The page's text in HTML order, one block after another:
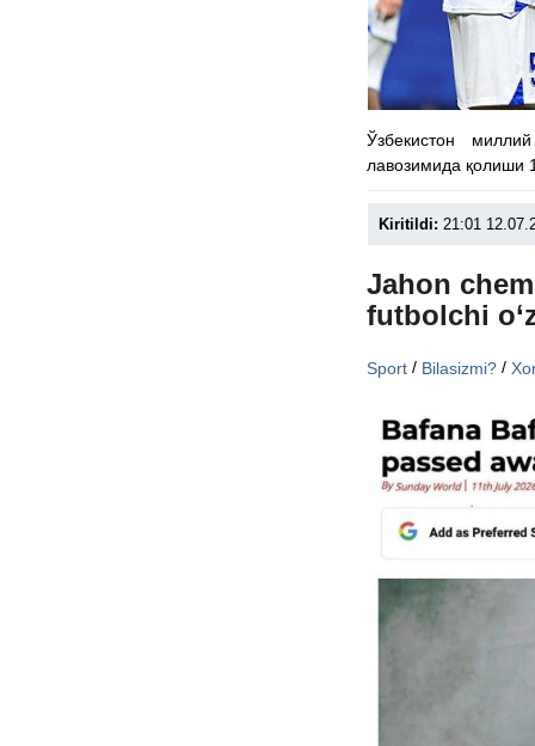
Ўзбекистон
лавозимида қолиши
Kiritildi: 21:01
Jahon
futbolchi
Sport / Bilasizmi? /